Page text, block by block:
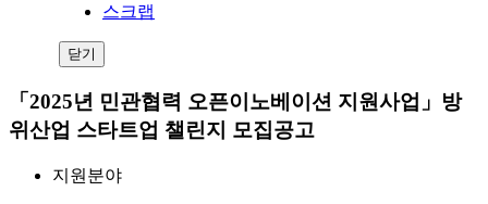
스크랩
닫기
「2025년 민관협력 오픈이노베이션 지원사업」방
위산업 스타트업 챌린지 모집공고
지원분야